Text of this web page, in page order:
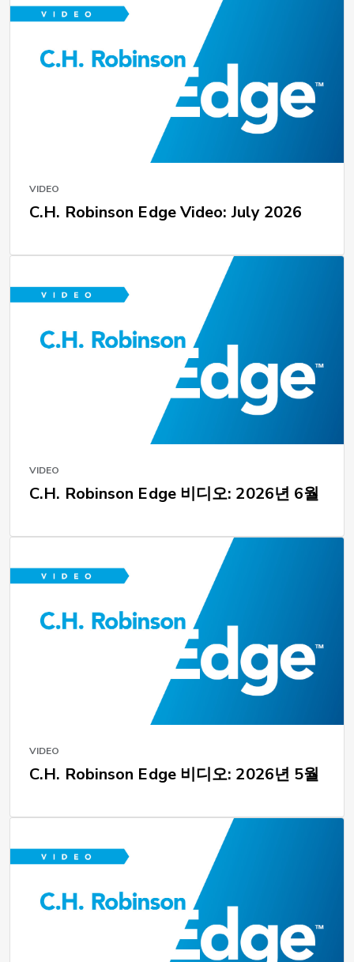
VIDEO
C.H. Robinson Edge Video: July 2026
VIDEO
C.H. Robinson Edge 비디오: 2026년 6월
VIDEO
C.H. Robinson Edge 비디오: 2026년 5월